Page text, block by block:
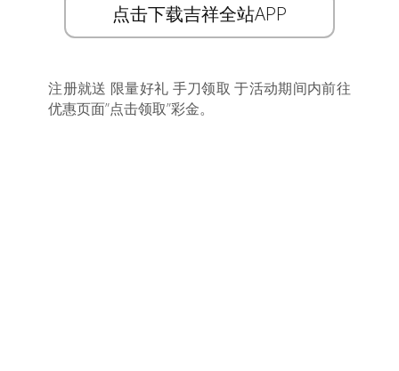
点击下载吉祥全站APP
注册就送 限量好礼 手刀领取 于活动期间内前往
优惠页面”点击领取”彩金。